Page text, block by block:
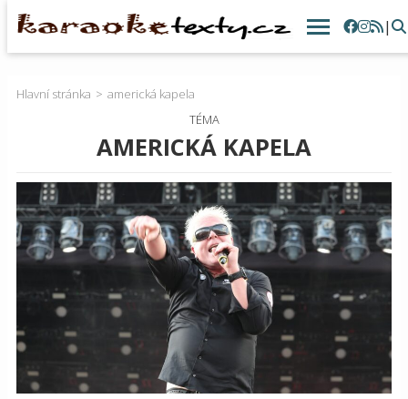
|
Hlavní stránka
americká kapela
TÉMA
AMERICKÁ KAPELA